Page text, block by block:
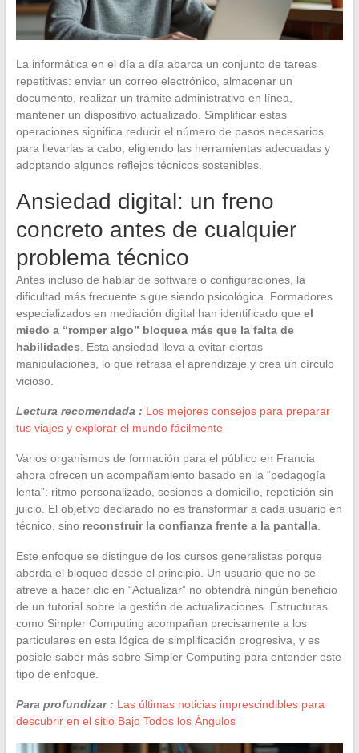
La informática en el día a día abarca un conjunto de tareas
repetitivas: enviar un correo electrónico, almacenar un
documento, realizar un trámite administrativo en línea,
mantener un dispositivo actualizado. Simplificar estas
operaciones significa reducir el número de pasos necesarios
para llevarlas a cabo, eligiendo las herramientas adecuadas y
adoptando algunos reflejos técnicos sostenibles.
Ansiedad digital: un freno
concreto antes de cualquier
problema técnico
Antes incluso de hablar de software o configuraciones, la
dificultad más frecuente sigue siendo psicológica. Formadores
especializados en mediación digital han identificado que el
miedo a “romper algo” bloquea más que la falta de
habilidades . Esta ansiedad lleva a evitar ciertas
manipulaciones, lo que retrasa el aprendizaje y crea un círculo
vicioso.
Lectura recomendada : Los mejores consejos para preparar
tus viajes y explorar el mundo fácilmente
Varios organismos de formación para el público en Francia
ahora ofrecen un acompañamiento basado en la “pedagogía
lenta”: ritmo personalizado, sesiones a domicilio, repetición sin
juicio. El objetivo declarado no es transformar a cada usuario en
técnico, sino reconstruir la confianza frente a la pantalla.
Este enfoque se distingue de los cursos generalistas porque
aborda el bloqueo desde el principio. Un usuario que no se
atreve a hacer clic en “Actualizar” no obtendrá ningún beneficio
de un tutorial sobre la gestión de actualizaciones. Estructuras
como Simpler Computing acompañan precisamente a los
particulares en esta lógica de simplificación progresiva, y es
posible saber más sobre Simpler Computing para entender este
tipo de enfoque.
Para profundizar : Las últimas noticias imprescindibles para
descubrir en el sitio Bajo Todos los Ángulos